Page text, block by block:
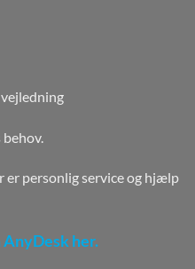
er personlig service og hjælp
her.